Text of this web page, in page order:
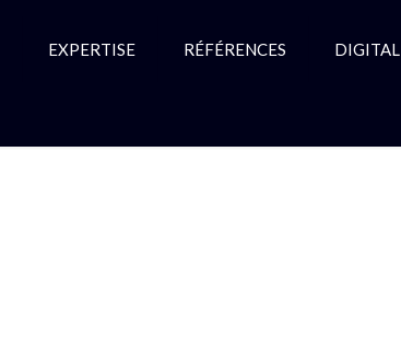
EXPERTISE RÉFÉRENCES DIGITAL